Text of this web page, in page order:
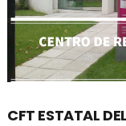
CFT ESTATAL